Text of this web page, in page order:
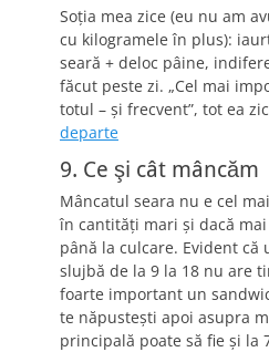
Soţia mea zice (eu nu am
cu kilogramele în plus):
seară + deloc pâine,
făcut peste zi. „Cel mai
totul – şi frecvent”, tot ea
departe
9. Ce şi cât mâncăm
Mâncatul seara nu e cel
în cantităţi mari şi dacă
până la culcare. Evident că
slujbă de la 9 la 18 nu are
foarte important un
te năpusteşti apoi asupra
principală poate să fie şi la